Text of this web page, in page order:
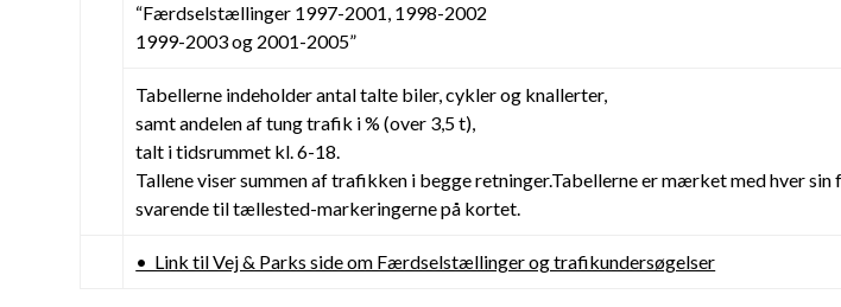
“Færdselstællinger 1997-2001, 1998-2002
1999-2003 og 2001-2005”
Tabellerne indeholder antal talte biler, cykler og knallerter,
samt andelen af tung trafik i % (over 3,5 t),
talt i tidsrummet kl. 6-18.
Tallene viser summen af trafikken i begge retninger.Tabellerne er mærket med hver sin
svarende til tællested-markeringerne på kortet.
• Link til Vej & Parks side om Færdselstællinger og trafikundersøgelser